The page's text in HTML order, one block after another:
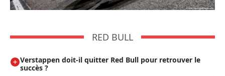
RED BULL
Verstappen doit-il quitter Red Bull pour retrouver le
succès ?